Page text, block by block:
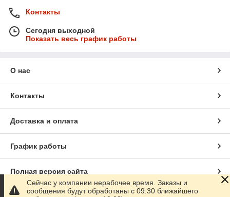
Контакты
Сегодня выходной
Показать весь график работы
О нас
Контакты
Доставка и оплата
График работы
Полная версия сайта
Сейчас у компании нерабочее время. Заказы и
сообщения будут обработаны с 09:30 ближайшего